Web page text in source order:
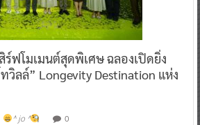
ร์ฟโมเมนต์สุดพิเศษ ฉลองเปิดยิ่ง
วิลล์” Longevity Destination แห่ง
^ jo ^ 0